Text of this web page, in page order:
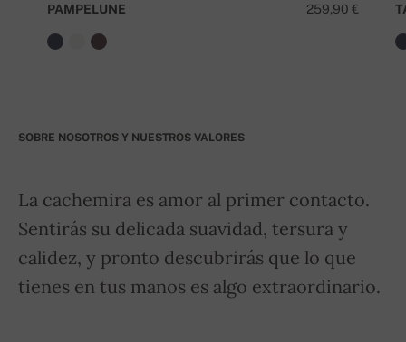
259,90 €
PAMPELUNE
SOBRE NOSOTROS Y NUESTROS VALORES
La cachemira es amor al primer contacto.
Sentirás su delicada suavidad, tersura y
calidez, y pronto descubrirás que lo que
tienes en tus manos es algo extraordinario.